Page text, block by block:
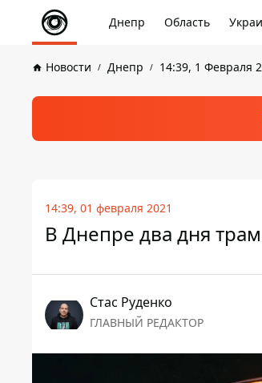
Днепр Область
Новости Днепр 14:39, 1 Февраля
14:39, 01 февраля 2021
В Днепре два дня
Стаc Руденко
ГЛАВНЫЙ РЕДАКТОР